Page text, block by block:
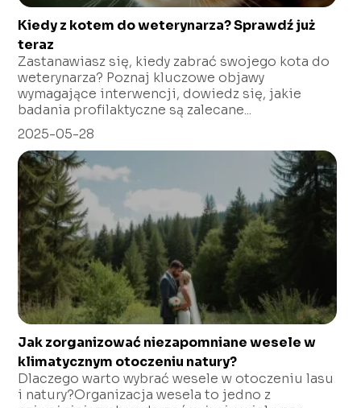
Kiedy z kotem do weterynarza? Sprawdź już
teraz
Zastanawiasz się, kiedy zabrać swojego kota do
weterynarza? Poznaj kluczowe objawy
wymagające interwencji, dowiedz się, jakie
badania profilaktyczne są zalecane...
2025-05-28
Jak zorganizować niezapomniane wesele w
klimatycznym otoczeniu natury?
Dlaczego warto wybrać wesele w otoczeniu lasu
i natury?Organizacja wesela to jedno z